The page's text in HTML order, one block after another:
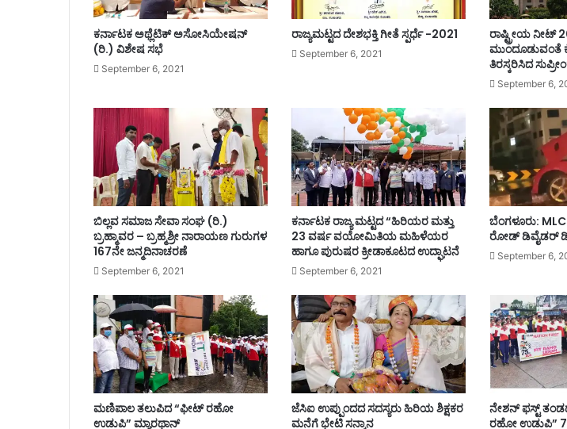
!
ಕರ್ನಾಟಕ ಅಥ್ಲೆಟಿಕ್ ಅಸೋಸಿಯೇಷನ್
(ರಿ.) ವಿಶೇಷ ಸಭೆ
September 6, 2021
ರಾಜ್ಯಮಟ್ಟದ ದೇಶಭಕ್ತಿ ಗೀತೆ ಸ್ಪರ್ಧೆ -2021
September 6, 2021
ರಾಷ್ಟ್ರೀಯ ನೀಟ್
ಮುಂದೂಡುವಂತೆ
ತಿರಸ್ಕರಿಸಿದ
September 6,
ಬಿಲ್ಲವ ಸಮಾಜ ಸೇವಾ ಸಂಘ (ರಿ.)
ಬ್ರಹ್ಮಾವರ – ಬ್ರಹ್ಮಶ್ರೀ ನಾರಾಯಣ ಗುರುಗಳ
167ನೇ ಜನ್ಮದಿನಾಚರಣೆ
September 6, 2021
ಕರ್ನಾಟಕ ರಾಜ್ಯ ಮಟ್ಟದ “ಹಿರಿಯರ ಮತ್ತು
23 ವರ್ಷ ವಯೋಮಿತಿಯ ಮಹಿಳೆಯರ
ಹಾಗೂ ಪುರುಷರ ಕ್ರೀಡಾಕೂಟದ ಉದ್ಘಾಟನೆ
September 6, 2021
ಬೆಂಗಳೂರು:
ರೋಡ್​​ ಡಿವೈಡರ್​​
September 6,
ಮಣಿಪಾಲ ತಲುಪಿದ “ಫೀಟ್ ರಹೋ
ಉಡುಪಿ” ಮ್ಯಾರಥಾನ್
ಜೆಸಿಐ ಉಪ್ಪುಂದದ ಸದಸ್ಯರು ಹಿರಿಯ ಶಿಕ್ಷಕರ
ಮನೆಗೆ ಭೇಟಿ ಸನ್ಮಾನ
ನೇಶನ್ ಫಸ್ಟ್
ರಹೋ ಉಡುಪಿ”